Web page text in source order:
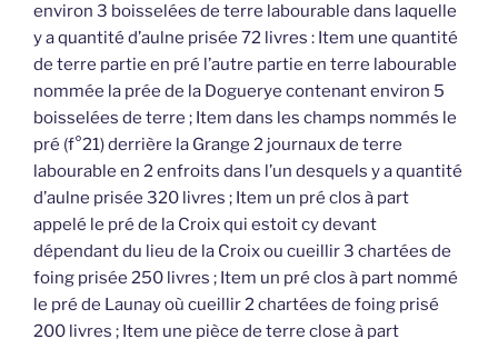
environ 3 boisselées de terre labourable dans laquelle
y a quantité d’aulne prisée 72 livres : Item une quantité
de terre partie en pré l’autre partie en terre labourable
nommée la prée de la Doguerye contenant environ 5
boisselées de terre ; Item dans les champs nommés le
pré (f°21) derrière la Grange 2 journaux de terre
labourable en 2 enfroits dans l’un desquels y a quantité
d’aulne prisée 320 livres ; Item un pré clos à part
appelé le pré de la Croix qui estoit cy devant
dépendant du lieu de la Croix ou cueillir 3 chartées de
foing prisée 250 livres ; Item un pré clos à part nommé
le pré de Launay où cueillir 2 chartées de foing prisé
200 livres ; Item une pièce de terre close à part